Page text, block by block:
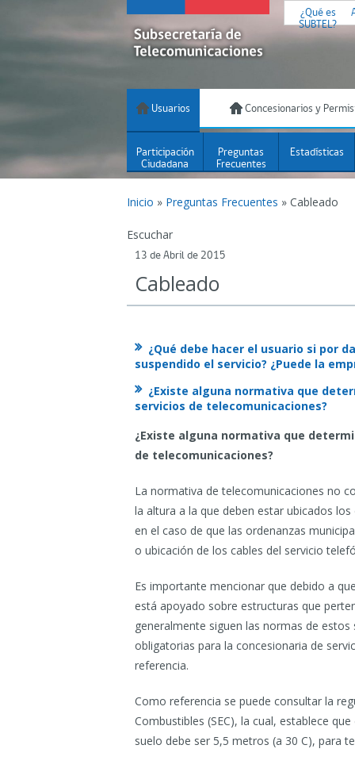
¿Qué es
SUBTEL?
Usuarios Concesionarios y
Participación
Ciudadana
Preguntas
Frecuentes
Estadísticas
Inicio » Preguntas Frecuentes » Cableado
Escuchar
13 de Abril de 2015
Cableado
¿Qué debe hacer el usuario si por
suspendido el servicio? ¿Puede la
¿Existe alguna normativa que
servicios de telecomunicaciones?
¿Existe alguna normativa que
de telecomunicaciones?
La normativa de telecomunicaciones no
la altura a la que deben estar ubicados
en el caso de que las ordenanzas
o ubicación de los cables del servicio
Es importante mencionar que debido a
está apoyado sobre estructuras que
generalmente siguen las normas de
obligatorias para la concesionaria de
referencia.
Como referencia se puede consultar la
Combustibles (SEC), la cual, establece
suelo debe ser 5,5 metros (a 30 C), para